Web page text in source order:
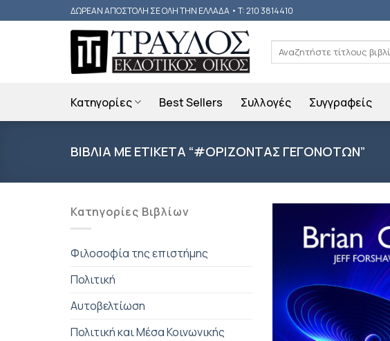
to
ΔΩΡΕΑΝ ΑΠΟΣΤΟΛΗ ΣΕ ΟΛΗ ΤΗΝ ΕΛΛΑΔΑ • T: 210 3814410
Αναζήτηση
για:
Κατηγορίες Best Sellers Συλλογές Συγγραφείς
ΒΙΒΛΙΑ ΜΕ ΕΤΙΚΕΤΑ “#ΟΡΙΖΟΝΤΑΣ ΓΕΓΟΝΟΤΩΝ”
Κατηγορίες Βιβλίων
Φιλοσοφία της επιστήμης
Πολιτική
Αυτοβελτίωση
Πολιτική και Μέσα Κοινωνικής